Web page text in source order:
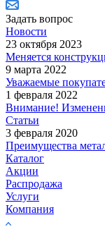
Задать вопрос
Новости
23 октября 2023
Меняется
9 марта 2022
Уважаемые
1 февраля 2022
Внимание!
Статьи
3 февраля 2020
Преимущества
Каталог
Акции
Распродажа
Услуги
Компания